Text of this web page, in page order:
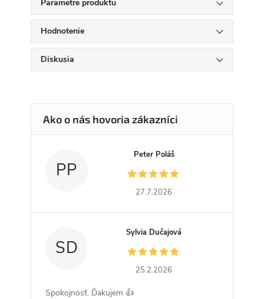
Parametre produktu
Hodnotenie
Diskusia
PP
Peter Poláš
27.7.2026
SD
Sylvia Dučajová
25.2.2026
Spokojnosť. Ďakujem 👍